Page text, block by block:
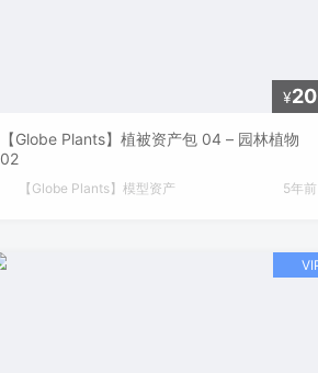
¥20
【Globe Plants】植被资产包 04 – 园林植物
02
【Globe Plants】模型资产 5年前